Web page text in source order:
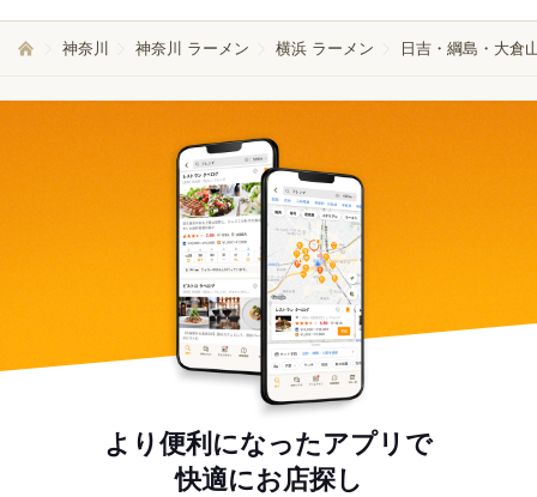
神奈川 神奈川 ラーメン 横浜 ラーメン 日吉・綱島・大倉
より便利になったアプリで
快適にお店探し